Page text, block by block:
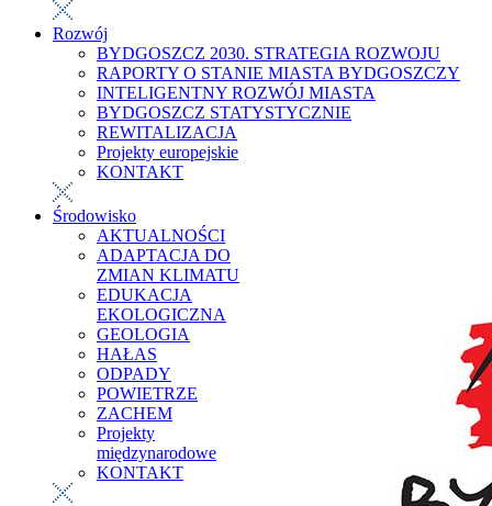
Rozwój
BYDGOSZCZ 2030. STRATEGIA ROZWOJU
RAPORTY O STANIE MIASTA BYDGOSZCZY
INTELIGENTNY ROZWÓJ MIASTA
BYDGOSZCZ STATYSTYCZNIE
REWITALIZACJA
Projekty europejskie
KONTAKT
Środowisko
AKTUALNOŚCI
ADAPTACJA DO
ZMIAN KLIMATU
EDUKACJA
EKOLOGICZNA
GEOLOGIA
HAŁAS
ODPADY
POWIETRZE
ZACHEM
Projekty
międzynarodowe
KONTAKT